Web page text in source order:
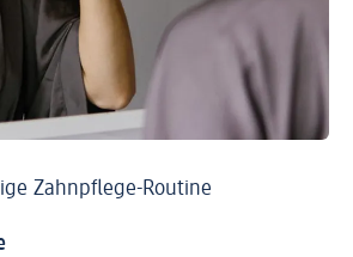
Zahnpflege-Routine